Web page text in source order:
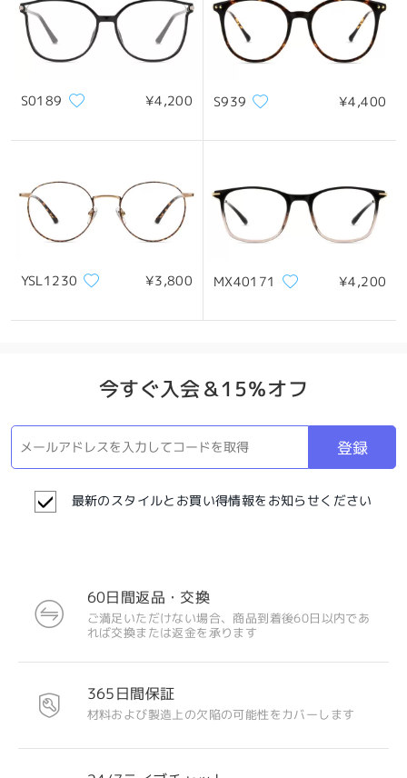
S0189 ¥4,200 S939 ¥4,400
YSL1230 ¥3,800 MX40171 ¥4,200
今すぐ入会＆15％オフ
登録
最新のスタイルとお買い得情報をお知らせください
60日間返品・交換
ご満足いただけない場合、商品到着後60日以内であ
れば交換または返金を承ります
365日間保証
材料および製造上の欠陥の可能性をカバーします